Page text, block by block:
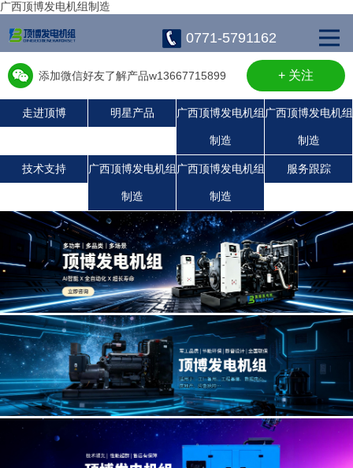
广西顶博发电机组制造
0771-5791162
添加微信好友了解产品w13667715899 + 关注
走进顶博 明星产品 广西顶博发电机组
制造
广西顶博发电机组
制造
技术支持 广西顶博发电机组
制造
广西顶博发电机组
制造
服务跟踪
广西顶博发电机组制造:静音发电机组
潍柴发电机组
珀金斯发电机组
广西顶博发电机组制造:沃尔沃发电机组
康明斯广西顶博发电机组制造
广西顶博发电机组制造:上柴发电机组
玉柴发电机组